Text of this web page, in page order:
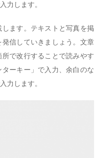
力します。
ます。テキストと写真を掲
信していきましょう。文章
で改行することで読みやす
ーキー」で入力、余白のな
力します。